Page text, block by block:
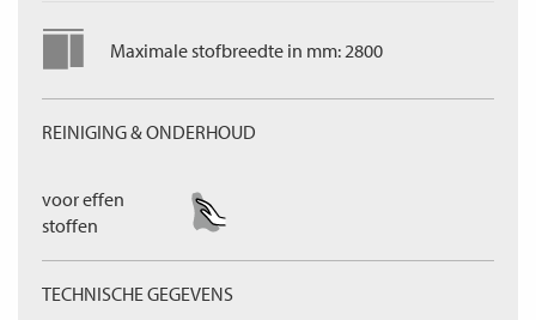
Maximale stofbreedte in mm: 2800
REINIGING & ONDERHOUD
voor effen
stoffen
TECHNISCHE GEGEVENS